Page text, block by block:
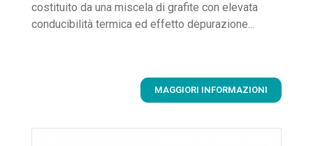
costituito da una miscela di grafite con elevata
conducibilità termica ed effetto depurazione...
MAGGIORI INFORMAZIONI